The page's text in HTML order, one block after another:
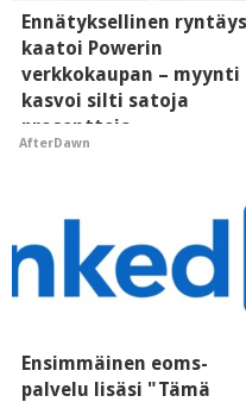
Ennätyksellinen ryntäys
kaatoi Powerin
verkkokaupan – myynti
kasvoi silti satoja
prosentteja
AfterDawn
Ensimmäinen eoms-
palvelu lisäsi "Tämä